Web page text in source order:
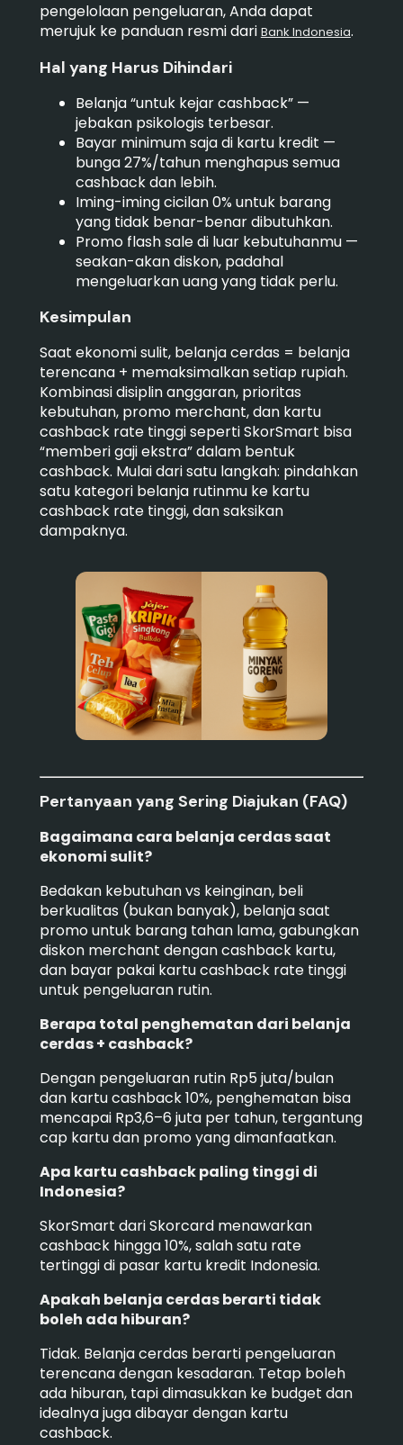
pengelolaan pengeluaran, Anda dapat
merujuk ke panduan resmi dari Bank Indonesia.
Hal yang Harus Dihindari
Belanja “untuk kejar cashback” —
jebakan psikologis terbesar.
Bayar minimum saja di kartu kredit —
bunga 27%/tahun menghapus semua
cashback dan lebih.
Iming-iming cicilan 0% untuk barang
yang tidak benar-benar dibutuhkan.
Promo flash sale di luar kebutuhanmu —
seakan-akan diskon, padahal
mengeluarkan uang yang tidak perlu.
Kesimpulan
Saat ekonomi sulit, belanja cerdas = belanja
terencana + memaksimalkan setiap rupiah.
Kombinasi disiplin anggaran, prioritas
kebutuhan, promo merchant, dan kartu
cashback rate tinggi seperti SkorSmart bisa
“memberi gaji ekstra” dalam bentuk
cashback. Mulai dari satu langkah: pindahkan
satu kategori belanja rutinmu ke kartu
cashback rate tinggi, dan saksikan
dampaknya.
Pertanyaan yang Sering Diajukan (FAQ)
Bagaimana cara belanja cerdas saat
ekonomi sulit?
Bedakan kebutuhan vs keinginan, beli
berkualitas (bukan banyak), belanja saat
promo untuk barang tahan lama, gabungkan
diskon merchant dengan cashback kartu,
dan bayar pakai kartu cashback rate tinggi
untuk pengeluaran rutin.
Berapa total penghematan dari belanja
cerdas + cashback?
Dengan pengeluaran rutin Rp5 juta/bulan
dan kartu cashback 10%, penghematan bisa
mencapai Rp3,6–6 juta per tahun, tergantung
cap kartu dan promo yang dimanfaatkan.
Apa kartu cashback paling tinggi di
Indonesia?
SkorSmart dari Skorcard menawarkan
cashback hingga 10%, salah satu rate
tertinggi di pasar kartu kredit Indonesia.
Apakah belanja cerdas berarti tidak
boleh ada hiburan?
Tidak. Belanja cerdas berarti pengeluaran
terencana dengan kesadaran. Tetap boleh
ada hiburan, tapi dimasukkan ke budget dan
idealnya juga dibayar dengan kartu
cashback.